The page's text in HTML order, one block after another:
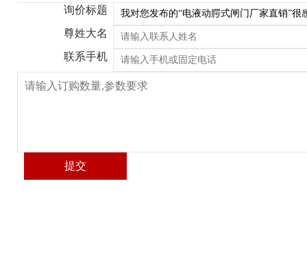
询价标题
尊姓大名
联系手机